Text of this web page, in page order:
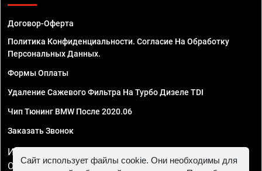
Договор-Оферта
Политика Конфиденциальности. Согласие На Обработку
Персональных Данных.
Формы Оплаты
Удаление Сажевого Фильтра На Турбо Дизеле TDI
Чип Тюнинг BMW После 2020.06
Заказать Звонок
ИП Смирнов Георгий Павлович. ИНН 781302555843,
ОГРНИП 324470400032610
Сайт использует файлы cookie. Они необходимы для